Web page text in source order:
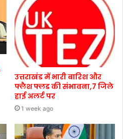
उत्तराखंड में भारी बारिश और
फ्लैश फ्लड की संभावना,7 जिले
हाई अलर्ट पर
1 week ago